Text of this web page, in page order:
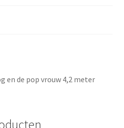
en de pop vrouw 4,2 meter